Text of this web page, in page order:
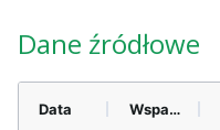
Dane źródłowe
Data Wsparcie